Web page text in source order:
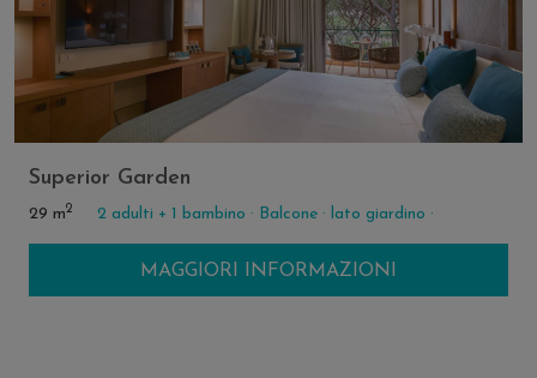
Superior Garden
29 m2 2 adulti + 1 bambino · Balcone · lato giardino ·
MAGGIORI INFORMAZIONI